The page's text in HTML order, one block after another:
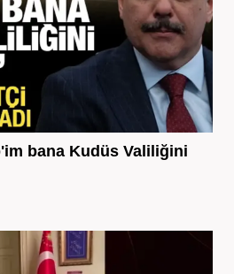
bana Kudüs Valiliğini